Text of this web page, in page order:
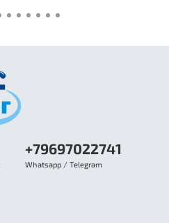
+79697022741
Whatsapp / Telegram